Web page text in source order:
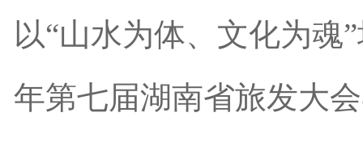
以“山水为体、文化为魂
年第七届湖南省旅发大